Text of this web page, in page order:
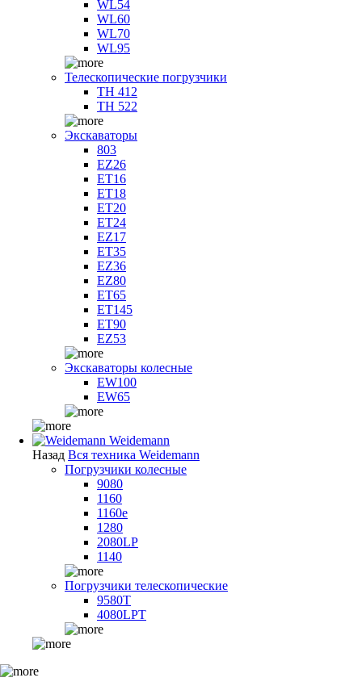
WL54
WL60
WL70
WL95
Телескопические погрузчики
TH 412
TH 522
Экскаваторы
803
EZ26
ET16
ET18
ET20
ET24
EZ17
ET35
EZ36
EZ80
ET65
ET145
ET90
EZ53
Экскаваторы колесные
EW100
EW65
Weidemann
Назад Вся техника Weidemann
Погрузчики колесные
9080
1160
1160e
1280
2080LP
1140
Погрузчики телескопические
9580T
4080LPT